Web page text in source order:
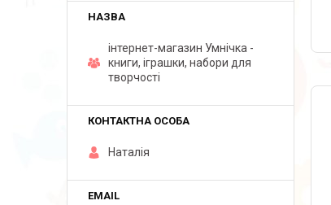
інтернет-магазин Умнічка -
книги, іграшки, набори для
творчості
Наталія